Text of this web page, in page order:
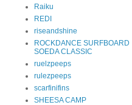
Raiku
REDI
riseandshine
ROCKDANCE SURFBOARD
SOEDA CLASSIC
ruelzpeeps
rulezpeeps
scarfinifins
SHEESA CAMP